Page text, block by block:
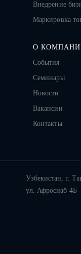
Внедрение
Маркировка
О
События
Семинары
Новости
Вакансии
Контакты
Узбекистан,г.
ул. Афросиаб 4Б